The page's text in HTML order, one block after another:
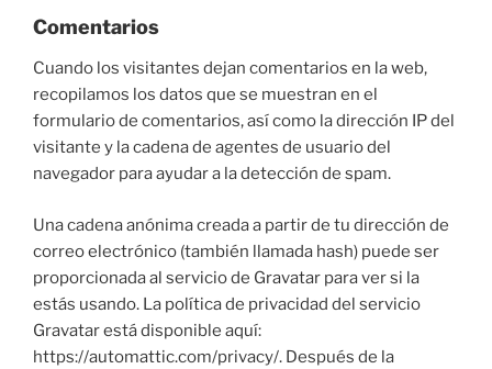
Comentarios
Cuando los visitantes dejan comentarios en la web,
recopilamos los datos que se muestran en el
formulario de comentarios, así como la dirección IP del
visitante y la cadena de agentes de usuario del
navegador para ayudar a la detección de spam.
Una cadena anónima creada a partir de tu dirección de
correo electrónico (también llamada hash) puede ser
proporcionada al servicio de Gravatar para ver si la
estás usando. La política de privacidad del servicio
Gravatar está disponible aquí:
https://automattic.com/privacy/. Después de la